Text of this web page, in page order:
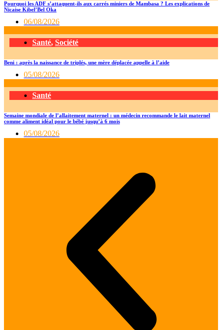
Pourquoi les ADF s’attaquent-ils aux carrés miniers de Mambasa ? Les explications de
Nicaise Kibel’Bel Oka
06/08/2026
Santé, Société
Beni : après la naissance de triplés, une mère déplacée appelle à l’aide
05/08/2026
Santé
Semaine mondiale de l’allaitement maternel : un médecin recommande le lait maternel
comme aliment idéal pour le bébé jusqu’à 6 mois
05/08/2026